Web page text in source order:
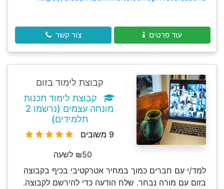
עוד פרטים צור קשר
קבוצת לימוד בזום
קבוצת לימוד תכנות
מונחה עצמים (נרשמו 2
תלמידים)
9 משובים
₪50 לשעה
למד/י עם חברים כמוך במחיר אטרקטיבי בכיף בקבוצה
בזום עם מורה נבחר. שלח הודעה כדי להירשם לקבוצה.